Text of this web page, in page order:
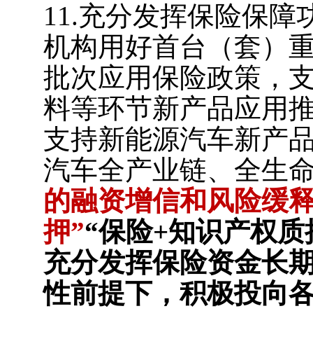
11.充分发挥保险保障
机构用好首台（套）
批次应用保险政策，
料等环节新产品应用
支持新能源汽车新产
汽车全产业链、全生
的融资增信和风险缓
押”“保险+知识产权
充分发挥保险资金长
性前提下，积极投向